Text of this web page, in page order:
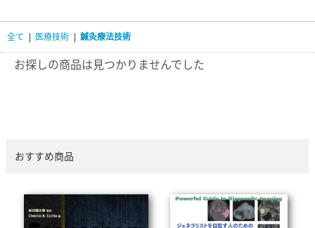
臨床医学:一般(359) 臨床医学:内科系(407)
基礎医学(93)
看護学(21)
医療技術(16)
栄養学(0)
薬学(7)
全て | 医療技術 | 鍼灸療法技術
お探しの商品は見つかりませんでした
おすすめ商品